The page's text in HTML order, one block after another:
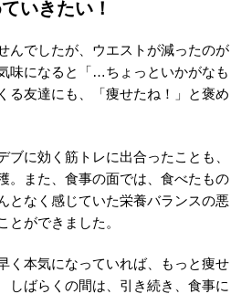
いきたい！
んでしたが、ウエストが減ったのが
味になると「…ちょっといかがなも
る友達にも、「痩せたね！」と褒め
ブに効く筋トレに出合ったことも、
。また、食事の面では、食べたもの
となく感じていた栄養バランスの悪
とができました。
く本気になっていれば、もっと痩せ
ばらくの間は、引き続き、食事に